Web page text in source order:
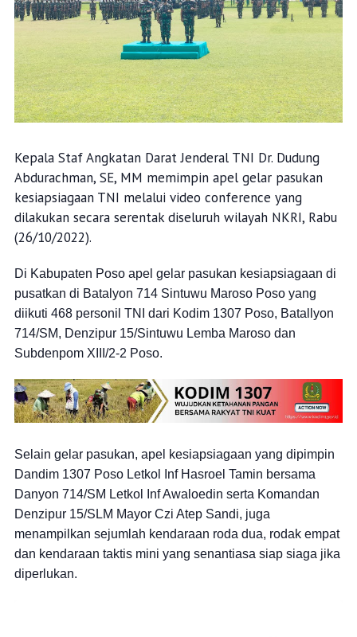
Kepala Staf Angkatan Darat Jenderal TNI Dr. Dudung
Abdurachman, SE, MM memimpin apel gelar pasukan
kesiapsiagaan TNI melalui video conference yang
dilakukan secara serentak diseluruh wilayah NKRI, Rabu
(26/10/2022).
Di Kabupaten Poso apel gelar pasukan kesiapsiagaan di
pusatkan di Batalyon 714 Sintuwu Maroso Poso yang
diikuti 468 personil TNI dari Kodim 1307 Poso, Batallyon
714/SM, Denzipur 15/Sintuwu Lemba Maroso dan
Subdenpom XIII/2-2 Poso.
Selain gelar pasukan, apel kesiapsiagaan yang dipimpin
Dandim 1307 Poso Letkol Inf Hasroel Tamin bersama
Danyon 714/SM Letkol Inf Awaloedin serta Komandan
Denzipur 15/SLM Mayor Czi Atep Sandi, juga
menampilkan sejumlah kendaraan roda dua, rodak empat
dan kendaraan taktis mini yang senantiasa siap siaga jika
diperlukan.